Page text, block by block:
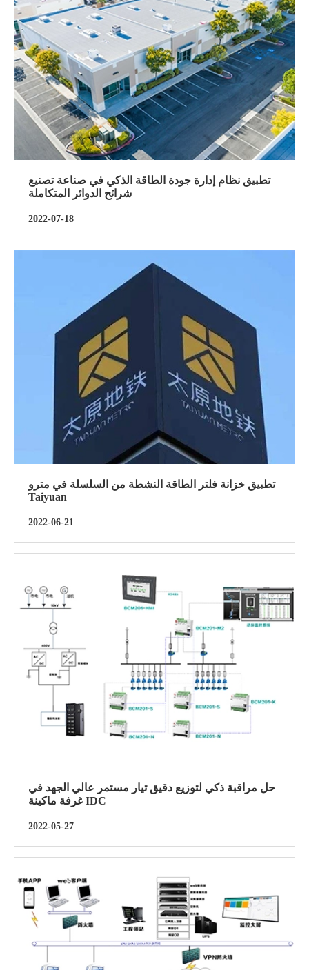
تطبيق نظام إدارة جودة الطاقة الذكي في صناعة تصنيع
شرائح الدوائر المتكاملة
2022-07-18
تطبيق خزانة فلتر الطاقة النشطة من السلسلة في مترو
Taiyuan
2022-06-21
حل مراقبة ذكي لتوزيع دقيق تيار مستمر عالي الجهد في
غرفة ماكينة IDC
2022-05-27